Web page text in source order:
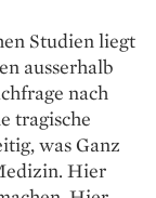
Studien liegt
ausserhalb
nach
tragische
was Ganz
Hier